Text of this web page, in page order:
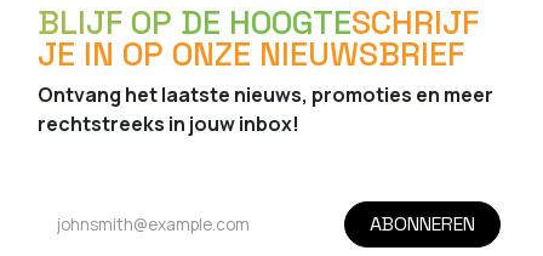
BLIJF OP DE HOOGTESCHRIJF
JE IN OP ONZE NIEUWSBRIEF
Ontvang het laatste nieuws, promoties en meer
rechtstreeks in jouw inbox!
ABONNEREN